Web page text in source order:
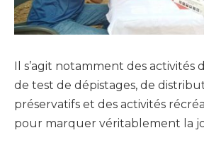
Il s’agit notamment des activités
de test de dépistages, de
préservatifs et des activités
pour marquer véritablement la